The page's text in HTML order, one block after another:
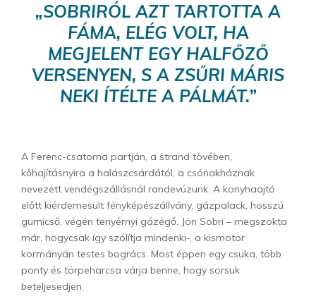
„SOBRIRÓL AZT TARTOTTA A
FÁMA, ELÉG VOLT, HA
MEGJELENT EGY HALFŐZŐ
VERSENYEN, S A ZSŰRI MÁRIS
NEKI ÍTÉLTE A PÁLMÁT.”
A Ferenc-csatorna partján, a strand tövében,
kőhajításnyira a halászcsárdától, a csónakháznak
nevezett vendégszállásnál randevúzunk. A konyhaajtó
előtt kiérdemesült fényképészállvány, gázpalack, hosszú
gumicső, végén tenyérnyi gázégő. Jön Sobri – megszokta
már, hogycsak így szólítja mindenki-, a kismotor
kormányán testes bogrács. Most éppen egy csuka, több
ponty és törpeharcsa várja benne, hogy sorsuk
beteljesedjen.